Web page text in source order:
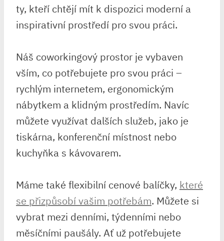
ty, kteří chtějí mít k dispozici moderní a
inspirativní prostředí pro svou práci.
Náš coworkingový prostor je vybaven
vším, co potřebujete pro svou práci –
rychlým internetem, ergonomickým
nábytkem a klidným prostředím. Navíc
můžete využívat dalších služeb, jako je
tiskárna, konferenční místnost nebo
kuchyňka s kávovarem.
Máme také flexibilní cenové balíčky, které
se přizpůsobí vašim potřebám. Můžete si
vybrat mezi denními, týdenními nebo
měsíčními paušály. Ať už potřebujete